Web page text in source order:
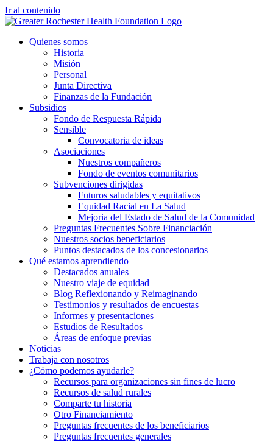
Ir al contenido
Quienes somos
Historia
Misión
Personal
Junta Directiva
Finanzas de la Fundación
Subsidios
Fondo de Respuesta Rápida
Sensible
Convocatoria de ideas
Asociaciones
Nuestros compañeros
Fondo de eventos comunitarios
Subvenciones dirigidas
Futuros saludables y equitativos
Equidad Racial en La Salud
Mejoria del Estado de Salud de la Comunidad
Preguntas Frecuentes Sobre Financiación
Nuestros socios beneficiarios
Puntos destacados de los concesionarios
Qué estamos aprendiendo
Destacados anuales
Nuestro viaje de equidad
Blog Reflexionando y Reimaginando
Testimonios y resultados de encuestas
Informes y presentaciones
Estudios de Resultados
Áreas de enfoque previas
Noticias
Trabaja con nosotros
¿Cómo podemos ayudarle?
Recursos para organizaciones sin fines de lucro
Recursos de salud rurales
Comparte tu historia
Otro Financiamiento
Preguntas frecuentes de los beneficiarios
Preguntas frecuentes generales